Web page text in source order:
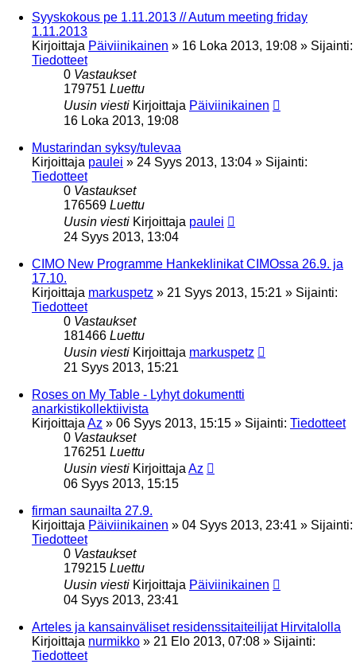
Syyskokous pe 1.11.2013 // Autum meeting friday
1.11.2013
Kirjoittaja Päiviinikainen » 16 Loka 2013, 19:08 » Sijainti:
Tiedotteet
0 Vastaukset
179751 Luettu
Uusin viesti Kirjoittaja Päiviinikainen
16 Loka 2013, 19:08
Mustarindan syksy/tulevaa
Kirjoittaja paulei » 24 Syys 2013, 13:04 » Sijainti:
Tiedotteet
0 Vastaukset
176569 Luettu
Uusin viesti Kirjoittaja paulei
24 Syys 2013, 13:04
CIMO New Programme Hankeklinikat CIMOssa 26.9. ja
17.10.
Kirjoittaja markuspetz » 21 Syys 2013, 15:21 » Sijainti:
Tiedotteet
0 Vastaukset
181466 Luettu
Uusin viesti Kirjoittaja markuspetz
21 Syys 2013, 15:21
Roses on My Table - Lyhyt dokumentti
anarkistikollektiivista
Kirjoittaja Az » 06 Syys 2013, 15:15 » Sijainti: Tiedotteet
0 Vastaukset
176251 Luettu
Uusin viesti Kirjoittaja Az
06 Syys 2013, 15:15
firman saunailta 27.9.
Kirjoittaja Päiviinikainen » 04 Syys 2013, 23:41 » Sijainti:
Tiedotteet
0 Vastaukset
179215 Luettu
Uusin viesti Kirjoittaja Päiviinikainen
04 Syys 2013, 23:41
Arteles ja kansainväliset residenssitaiteilijat Hirvitalolla
Kirjoittaja nurmikko » 21 Elo 2013, 07:08 » Sijainti:
Tiedotteet